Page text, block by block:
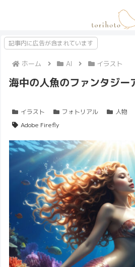
記事内に広告が含まれています
ホーム AI イラスト
海中の人魚のファンタジー
イラスト フォトリアル 人物
Adobe Firefly